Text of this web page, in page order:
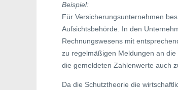
Beispiel:
Für Versicherungsunternehmen
Aufsichtsbehörde. In den
Rechnungswesens mit
zu regelmäßigen Meldungen an
die gemeldeten Zahlenwerte auch
Da die Schutztheorie die